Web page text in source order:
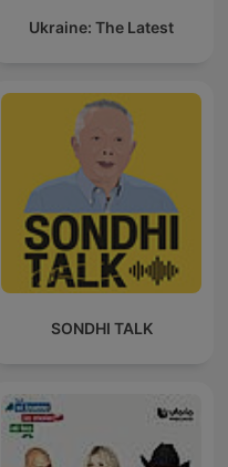
Ukraine: The Latest
SONDHI TALK